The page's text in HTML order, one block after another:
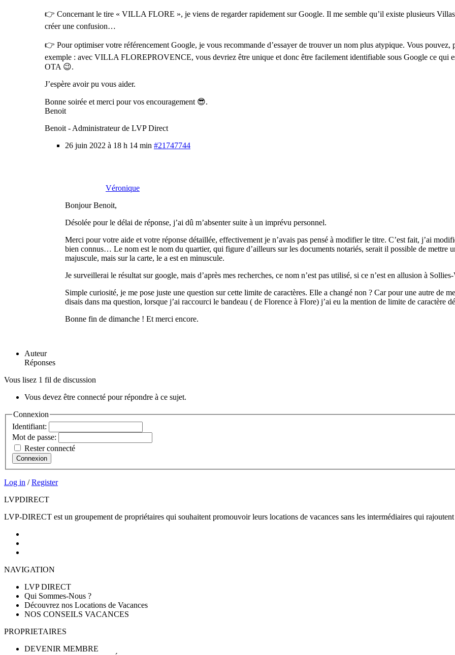
👉 Concernant le tire « VILLA FLORE », je viens de regarder rapidement sur Google. Il me semble qu’il existe plusieurs
créer une confusion…
👉 Pour optimiser votre référencement Google, je vous recommande d’essayer de trouver un nom plus atypique. Vous
exemple : avec VILLA FLOREPROVENCE, vous devriez être unique et donc être facilement identifiable sous Google ce qui
OTA 😉.
J’espère avoir pu vous aider.
Bonne soirée et merci pour vos encouragement 😎.
Benoit
Benoit - Administrateur de LVP Direct
26 juin 2022 à 18 h 14 min #21747744
Véronique
Bonjour Benoit,
Désolée pour le délai de réponse, j’ai dû m’absenter suite à un imprévu personnel.
Merci pour votre aide et votre réponse détaillée, effectivement je n’avais pas pensé à modifier le titre. C’est fait, j’ai
bien connus… Le nom est le nom du quartier, qui figure d’ailleurs sur les documents notariés, serait il possible de mettre
majuscule, mais sur la carte, le a est en minuscule.
Je surveillerai le résultat sur google, mais d’après mes recherches, ce nom n’est pas utilisé, si ce n’est en allusion à
Simple curiosité, je me pose juste une question sur cette limite de caractères. Elle a changé non ? Car pour une autre de
disais dans ma question, lorsque j’ai raccourci le bandeau ( de Florence à Flore) j’ai eu la mention de limite de caractère
Bonne fin de dimanche ! Et merci encore.
Auteur
Réponses
Vous lisez 1 fil de discussion
Vous devez être connecté pour répondre à ce sujet.
Connexion
Identifiant:
Mot de passe:
Rester connecté
Connexion
Log in /Register
LVPDIRECT
LVP-DIRECT est un groupement de propriétaires qui souhaitent promouvoir leurs locations de vacances sans les intermédiaires qui
NAVIGATION
LVP DIRECT
Qui Sommes-Nous ?
Découvrez nos Locations de Vacances
NOS CONSEILS VACANCES
PROPRIETAIRES
DEVENIR MEMBRE